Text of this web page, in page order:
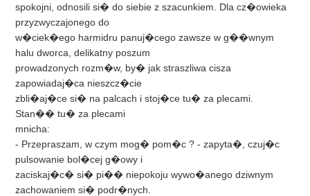
spokojni, odnosili si� do siebie z szacunkiem. Dla cz�owieka
przyzwyczajonego do
w�ciek�ego harmidru panuj�cego zawsze w g��wnym
halu dworca, delikatny poszum
prowadzonych rozm�w, by� jak straszliwa cisza
zapowiadaj�ca nieszcz�cie
zbli�aj�ce si� na palcach i stoj�ce tu� za plecami.
Stan�� tu� za plecami
mnicha:
- Przepraszam, w czym mog� pom�c ? - zapyta�, czuj�c
pulsowanie bol�cej g�owy i
zaciskaj�c� si� pi�� niepokoju wywo�anego dziwnym
zachowaniem si� podr�nych.